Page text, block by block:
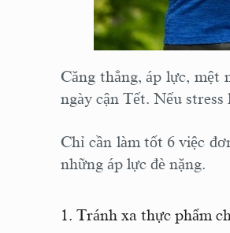
Căng thẳng, áp lực,
ngày cận Tết. Nếu stress
Chỉ cần làm tốt 6 việc
những áp lực đè nặng.
1. Tránh xa thực phẩm